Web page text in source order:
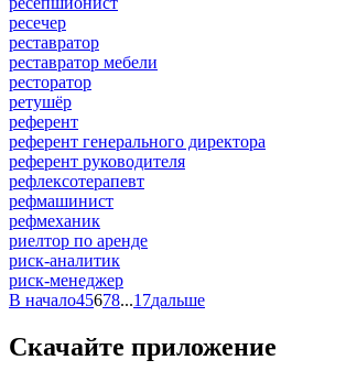
ресечер
реставратор
реставратор мебели
ресторатор
ретушёр
референт
референт генерального директора
референт руководителя
рефлексотерапевт
рефмашинист
рефмеханик
риелтор по аренде
риск-аналитик
риск-менеджер
В начало45678...17дальше
Скачайте приложение